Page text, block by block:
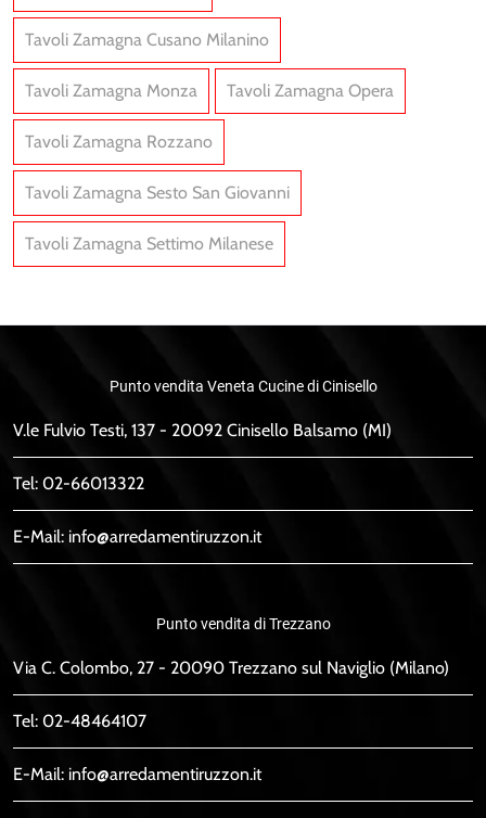
Tavoli Zamagna Cusano Milanino
Tavoli Zamagna Monza Tavoli Zamagna Opera
Tavoli Zamagna Rozzano
Tavoli Zamagna Sesto San Giovanni
Tavoli Zamagna Settimo Milanese
Punto vendita Veneta Cucine di Cinisello
V.le Fulvio Testi, 137 - 20092 Cinisello Balsamo (MI)
Tel: 02-66013322
E-Mail: info@arredamentiruzzon.it
Punto vendita di Trezzano
Via C. Colombo, 27 - 20090 Trezzano sul Naviglio (Milano)
Tel: 02-48464107
E-Mail: info@arredamentiruzzon.it